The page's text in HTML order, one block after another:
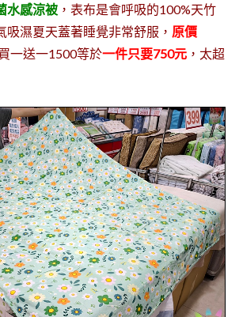
水感涼被 ，表布是會呼吸的100%天竹
吸濕夏天蓋著睡覺非常舒服， 原價
一送一1500等於一件只要750元 ，太超